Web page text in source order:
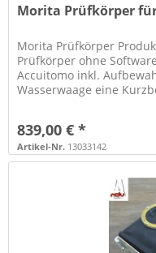
Morita Prüfkörper
Morita Prüfkörper
Prüfkörper ohne
Accuitomo inkl.
Wasserwaage eine
839,00 € *
Artikel-Nr. 13033142